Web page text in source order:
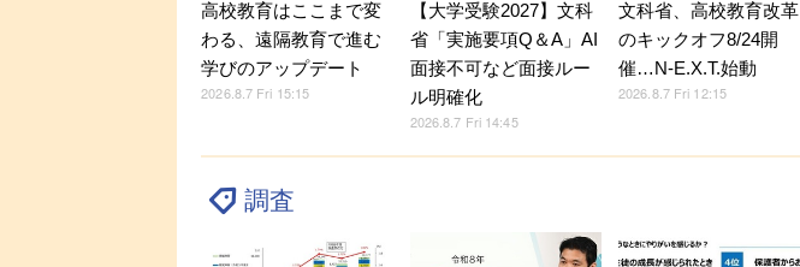
高校教育はここまで変
わる、遠隔教育で進む
学びのアップデート
2026.8.7 Fri 15:15
【大学受験2027】文科
省「実施要項Q＆A」AI
面接不可など面接ルー
ル明確化
2026.8.7 Fri 14:45
文科省、高校教育改革
のキックオフ8/24開
催…N-E.X.T.始動
2026.8.7 Fri 12:15
調査